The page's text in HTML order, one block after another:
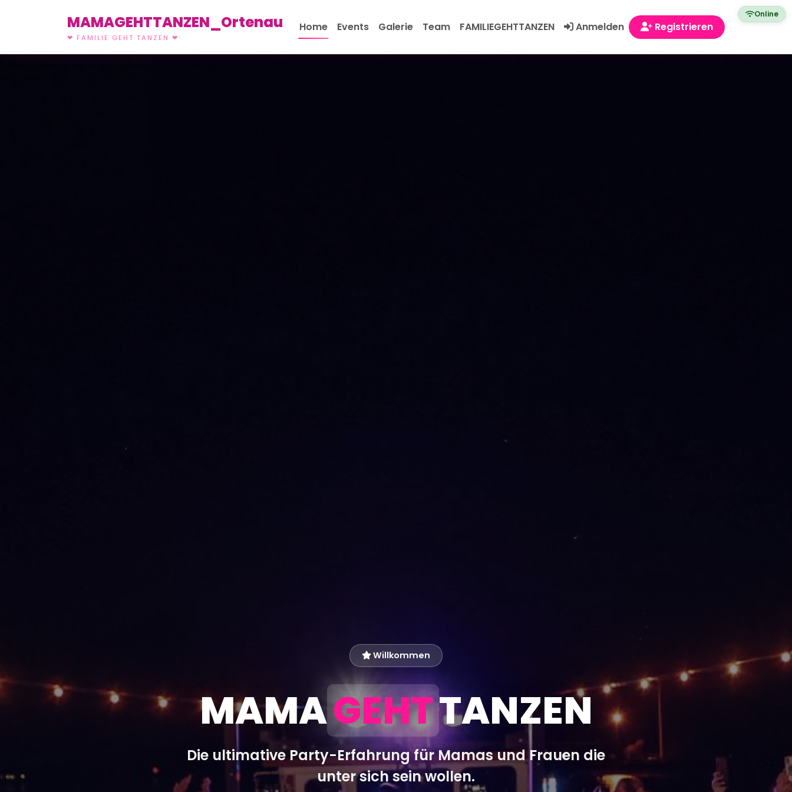
Online
MAMAGEHTTANZEN_Ortenau
❤ FAMILIE GEHT TANZEN ❤
Home Events Galerie Team FAMILIEGEHTTANZEN Anmelden Registrieren
Willkommen
MAMAGEHTTANZEN
Die ultimative Party-Erfahrung für Mamas und Frauen die
unter sich sein wollen.